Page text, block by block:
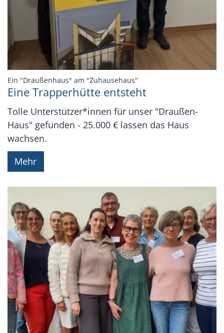
Ein "Draußenhaus" am "Zuhausehaus"
Eine Trapperhütte entsteht
Tolle Unterstützer*innen für unser "Draußen-
Haus" gefunden - 25.000 € lassen das Haus
wachsen.
Mehr